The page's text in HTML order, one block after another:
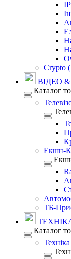
Crypto
ВІДЕО
Каталог
Екшн-
ТБ-
Каталог